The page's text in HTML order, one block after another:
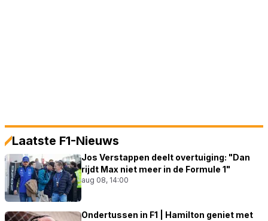
Laatste F1-Nieuws
Jos Verstappen deelt overtuiging: "Dan
rijdt Max niet meer in de Formule 1"
aug 08, 14:00
Ondertussen in F1 | Hamilton geniet met